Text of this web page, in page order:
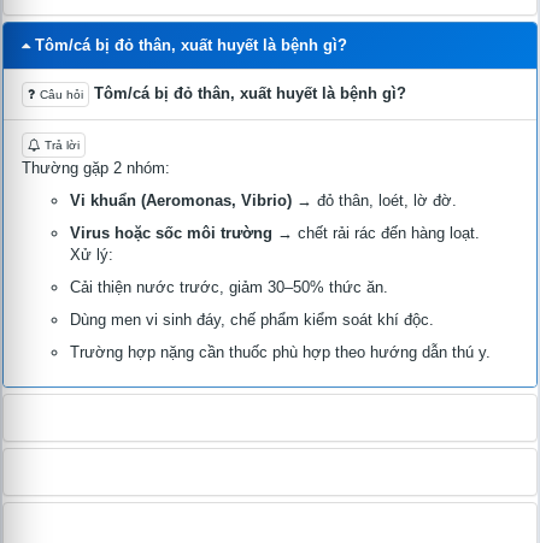
Tôm/cá bị đỏ thân, xuất huyết là bệnh gì?
Câu hỏi Tôm/cá bị đỏ thân, xuất huyết là bệnh gì?
Trả lời
Thường gặp 2 nhóm:
Vi khuẩn (Aeromonas, Vibrio) → đỏ thân, loét, lờ đờ.
Virus hoặc sốc môi trường → chết rải rác đến hàng loạt.
Xử lý:
Cải thiện nước trước, giảm 30–50% thức ăn.
Dùng men vi sinh đáy, chế phẩm kiểm soát khí độc.
Trường hợp nặng cần thuốc phù hợp theo hướng dẫn thú y.